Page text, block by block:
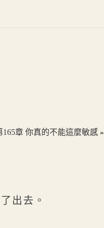
165章 你真的不能這麼敏感»
出去。